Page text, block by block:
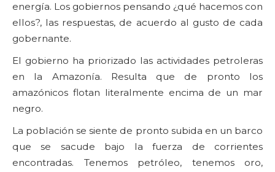
energía. Los gobiernos pensando ¿qué hacemos con
ellos?, las respuestas, de acuerdo al gusto de cada
gobernante.
El gobierno ha priorizado las actividades petroleras
en la Amazonía. Resulta que de pronto los
amazónicos flotan literalmente encima de un mar
negro.
La población se siente de pronto subida en un barco
que se sacude bajo la fuerza de corrientes
encontradas. Tenemos petróleo, tenemos oro,